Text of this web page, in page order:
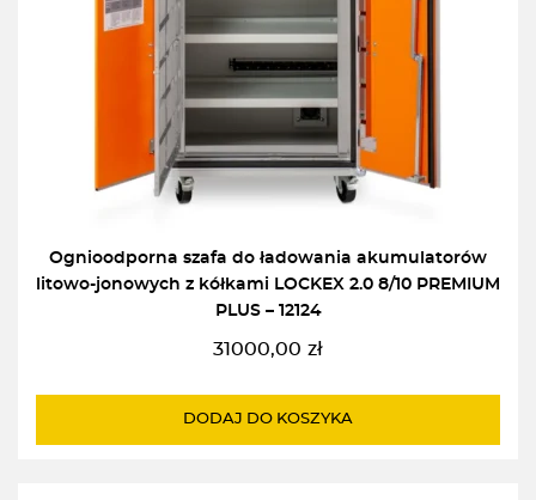
Ognioodporna szafa do ładowania akumulatorów
litowo-jonowych z kółkami LOCKEX 2.0 8/10 PREMIUM
PLUS – 12124
31000,00 zł
DODAJ DO KOSZYKA